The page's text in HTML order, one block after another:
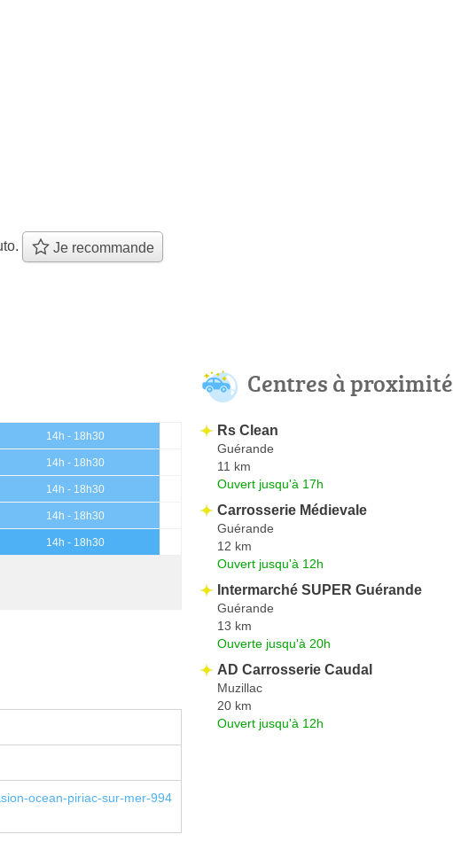
Je recommande
14h - 18h30
14h - 18h30
14h - 18h30
14h - 18h30
14h - 18h30
ocean-piriac-sur-mer-994
Centres à proximité
Rs Clean
Guérande
11 km
Ouvert jusqu'à 17h
Carrosserie Médievale
Guérande
12 km
Ouvert jusqu'à 12h
Intermarché SUPER Guérande
Guérande
13 km
Ouverte jusqu'à 20h
AD Carrosserie Caudal
Muzillac
20 km
Ouvert jusqu'à 12h